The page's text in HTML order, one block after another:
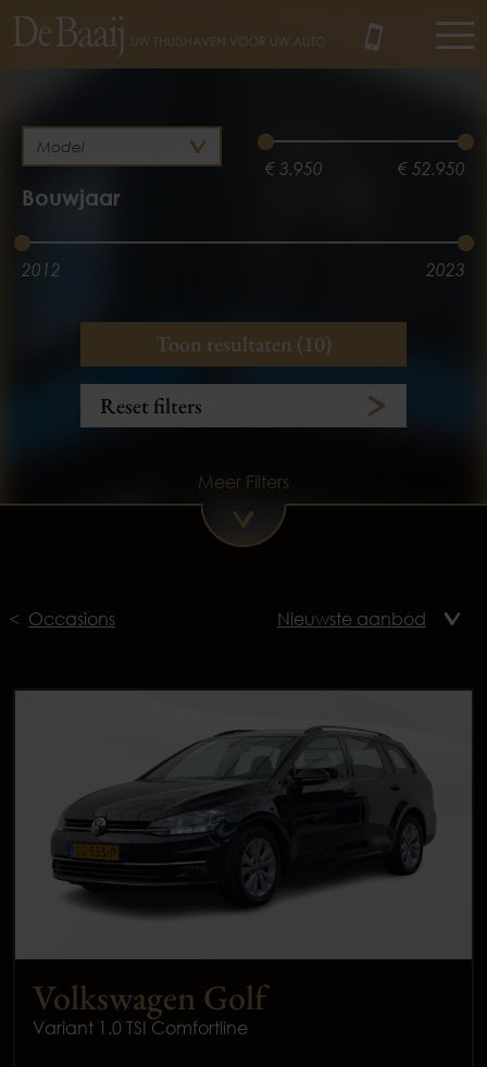
€ 3.950 € 52.950
Bouwjaar
2012 2023
Diesel
Benzine
3.100 km 245.385 km
Toon resultaten (10)
Reset filters
Meer Filters
Occasions
Volkswagen Golf
Variant 1.0 TSI Comfortline